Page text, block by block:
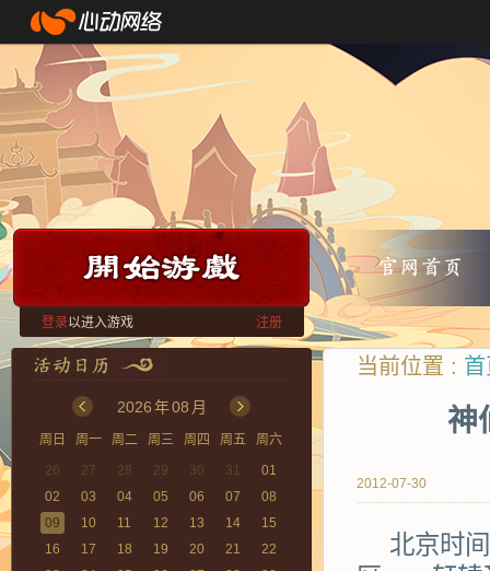
登录以进入游戏 注册
2026年08 月
周日 周一 周二 周三 周四 周五
周六
26
27 28 29 30 31
01
02
03 04 05 06 07
08
09
10 11 12 13 14
15
16
17 18 19 20 21
22
当前位置 :
神
2012-07-30
北京时